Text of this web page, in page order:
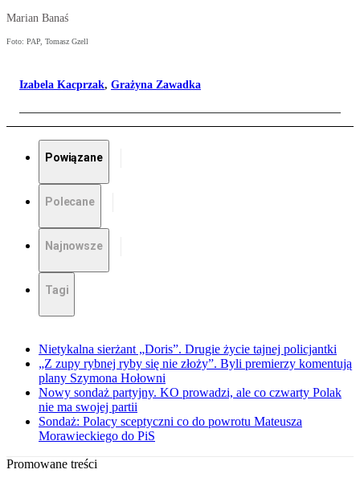
Marian Banaś
Foto: PAP, Tomasz Gzell
Izabela Kacprzak, Grażyna Zawadka
Powiązane
Polecane
Najnowsze
Tagi
Nietykalna sierżant „Doris”. Drugie życie tajnej policjantki
„Z zupy rybnej ryby się nie złoży”. Byli premierzy komentują
plany Szymona Hołowni
Nowy sondaż partyjny. KO prowadzi, ale co czwarty Polak
nie ma swojej partii
Sondaż: Polacy sceptyczni co do powrotu Mateusza
Morawieckiego do PiS
Promowane treści